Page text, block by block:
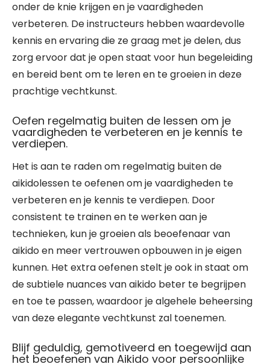
onder de knie krijgen en je vaardigheden
verbeteren. De instructeurs hebben waardevolle
kennis en ervaring die ze graag met je delen, dus
zorg ervoor dat je open staat voor hun begeleiding
en bereid bent om te leren en te groeien in deze
prachtige vechtkunst.
Oefen regelmatig buiten de lessen om je
vaardigheden te verbeteren en je kennis te
verdiepen.
Het is aan te raden om regelmatig buiten de
aikidolessen te oefenen om je vaardigheden te
verbeteren en je kennis te verdiepen. Door
consistent te trainen en te werken aan je
technieken, kun je groeien als beoefenaar van
aikido en meer vertrouwen opbouwen in je eigen
kunnen. Het extra oefenen stelt je ook in staat om
de subtiele nuances van aikido beter te begrijpen
en toe te passen, waardoor je algehele beheersing
van deze elegante vechtkunst zal toenemen.
Blijf geduldig, gemotiveerd en toegewijd aan
het beoefenen van Aikido voor persoonlijke